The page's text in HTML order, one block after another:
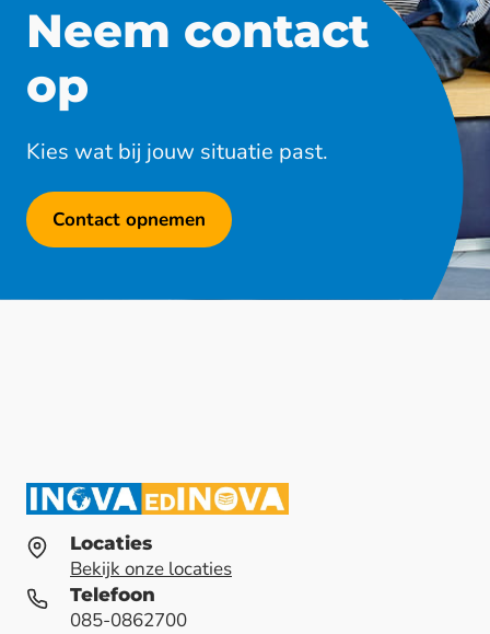
Neem contact
op
Kies wat bij jouw situatie past.
Contact opnemen
Locaties
Bekijk onze locaties
Telefoon
085-0862700